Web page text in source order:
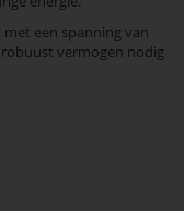
een spanning van
vermogen nodig